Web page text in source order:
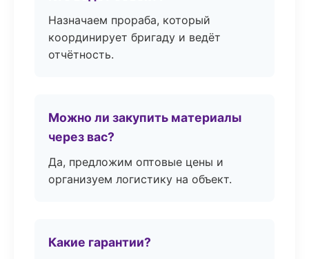
Назначаем прораба, который
координирует бригаду и ведёт
отчётность.
Можно ли закупить материалы
через вас?
Да, предложим оптовые цены и
организуем логистику на объект.
Какие гарантии?